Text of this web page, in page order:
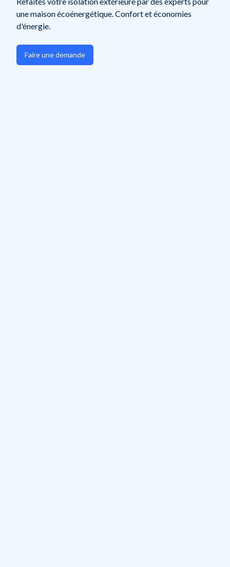
une maison écoénergétique. Confort et économies
d'énergie.
Faire une demande